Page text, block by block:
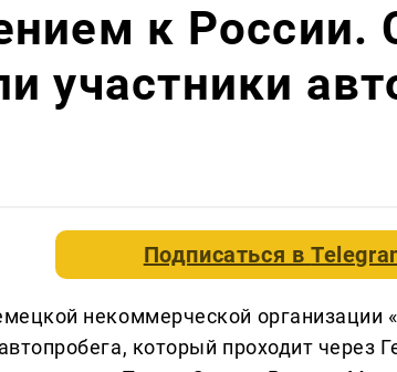
к России.
участники
Подписаться в
некоммерческой организации
который проходит через